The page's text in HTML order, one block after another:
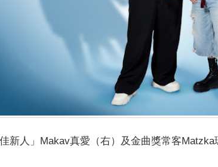
佳新人」Makav真愛（右）及金曲獎常客